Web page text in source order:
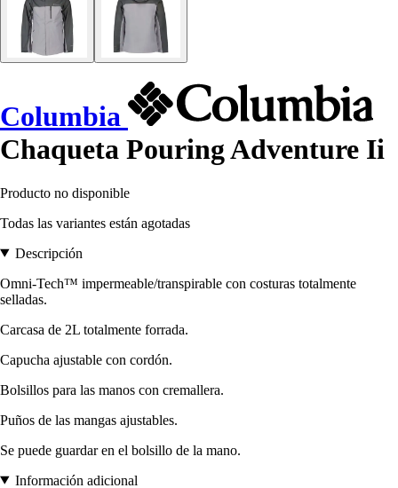
Columbia
Chaqueta Pouring Adventure Ii
Producto no disponible
Todas las variantes están agotadas
Descripción
Omni-Tech™ impermeable/transpirable con costuras totalmente
selladas.
Carcasa de 2L totalmente forrada.
Capucha ajustable con cordón.
Bolsillos para las manos con cremallera.
Puños de las mangas ajustables.
Se puede guardar en el bolsillo de la mano.
Información adicional